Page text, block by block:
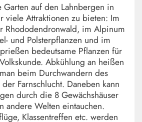
Garten auf den Lahnbergen in
viele Attraktionen zu bieten: Im
Rhododendronwald, im Alpinum
und Polsterpflanzen und im
bedeutsame Pflanzen für
Abkühlung an heißen
beim Durchwandern des
Farnschlucht. Daneben kann
durch die 8 Gewächshäuser
andere Welten eintauchen.
Klassentreffen etc. werden